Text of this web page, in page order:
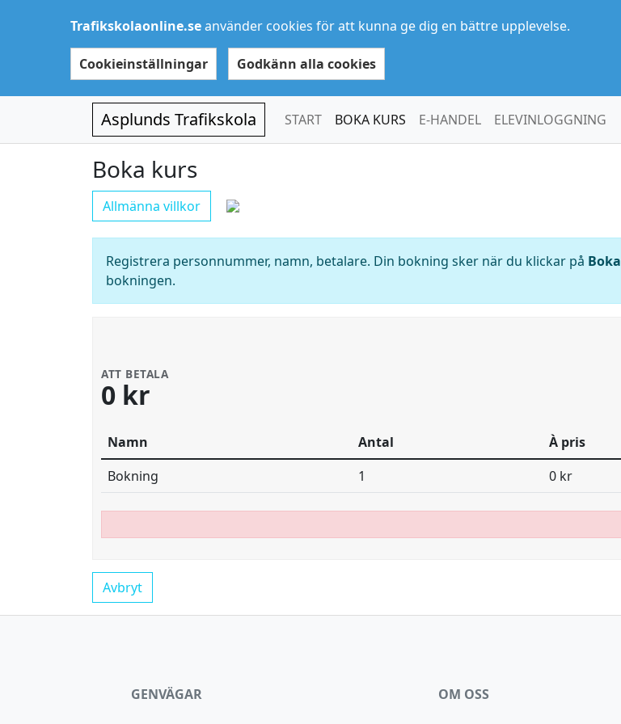
Trafikskolaonline.seanvänder cookies för att kunna ge dig en bättre upplevelse.
Cookieinställningar Godkänn alla cookies
Asplunds Trafikskola START BOKA KURS E-HANDEL ELEVINLOGGNING
Boka kurs
Allmänna villkor
Registrera personnummer, namn, betalare. Din bokning sker när du klickar på Boka
bokningen.
ATT BETALA
0 kr
Namn Antal À pris
Bokning
1 0 kr
Avbryt
GENVÄGAR OM OSS